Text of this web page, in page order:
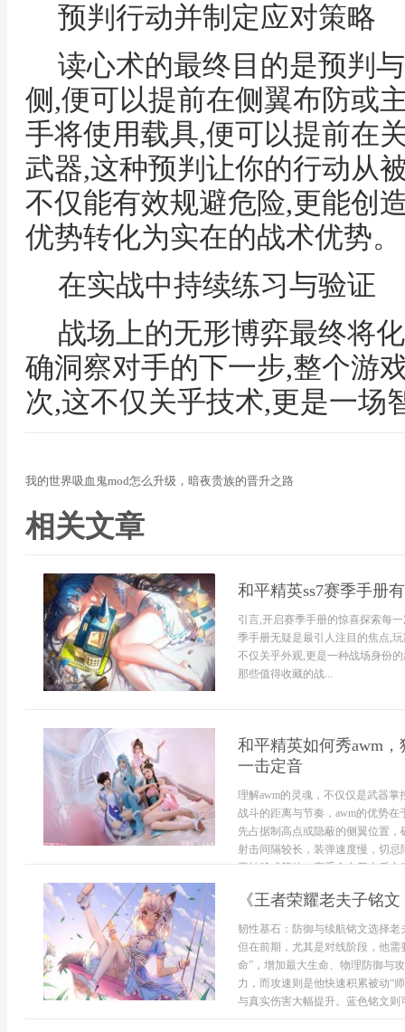
预判行动并制定应对策略
读心术的最终目的是预判
侧,便可以提前在侧翼布防或
手将使用载具,便可以提前在
武器,这种预判让你的行动从
不仅能有效规避危险,更能创
优势转化为实在的战术优势。
在实战中持续练习与验证
战场上的无形博弈最终将
确洞察对手的下一步,整个游
次,这不仅关乎技术,更是一场
我的世界吸血鬼mod怎么升级，暗夜贵族的晋升之路
相关文章
和平精英ss7赛季手册
引言,开启赛季手册的惊喜探索每
季手册无疑是最引人注目的焦点,
不仅关乎外观,更是一种战场身份
那些值得收藏的战...
和平精英如何秀awm
一击定音
理解awm的灵魂，不仅仅是武器
战斗的距离与节奏，awm的优势
先占据制高点或隐蔽的侧翼位置
射击间隔较长，装弹速度慢，切
要转移或等待，高手会在开火后主
《王者荣耀老夫子铭
韧性基石：防御与续航铭文选择
但在前期，尤其是对线阶段，他
命”，增加最大生命、物理防御与
力，而攻速则是他快速积累被动“
与真实伤害大幅提升。蓝色铭文则